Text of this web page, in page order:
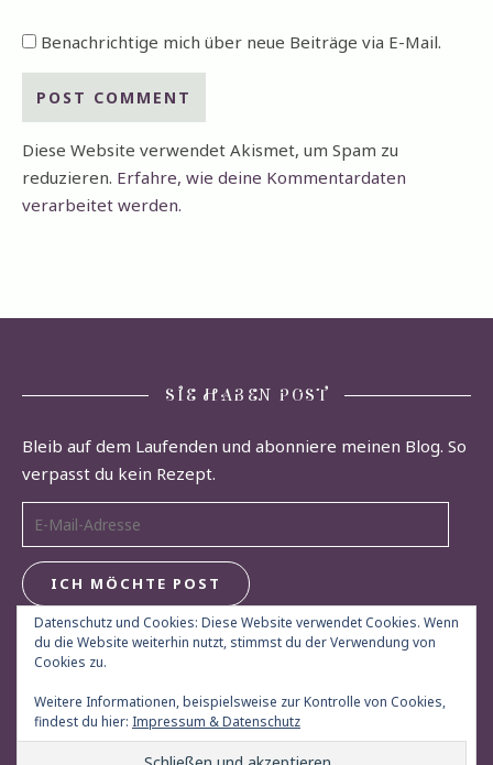
Benachrichtige mich über neue Beiträge via E-Mail.
Diese Website verwendet Akismet, um Spam zu
reduzieren. Erfahre, wie deine Kommentardaten
verarbeitet werden.
SIE HABEN POST
Bleib auf dem Laufenden und abonniere meinen Blog. So
verpasst du kein Rezept.
E-Mail-Adresse
ICH MÖCHTE POST
Datenschutz und Cookies: Diese Website verwendet Cookies. Wenn
du die Website weiterhin nutzt, stimmst du der Verwendung von
Cookies zu.
Weitere Informationen, beispielsweise zur Kontrolle von Cookies,
findest du hier: Impressum & Datenschutz